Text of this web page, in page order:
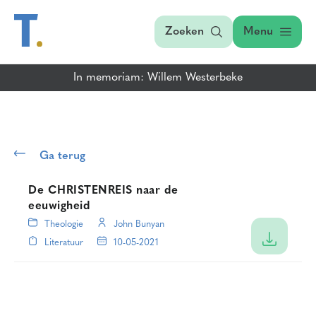
Zoeken Menu
In memoriam: Willem Westerbeke
Ga terug
De CHRISTENREIS naar de
eeuwigheid
Theologie
John Bunyan
Literatuur
10-05-2021